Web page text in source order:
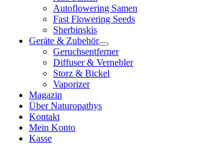
Autoflowering Samen
Fast Flowering Seeds
Sherbinskis
Geräte & Zubehör
Geruchsentferner
Diffuser & Vernebler
Storz & Bickel
Vaporizer
Magazin
Über Naturopathys
Kontakt
Mein Konto
Kasse